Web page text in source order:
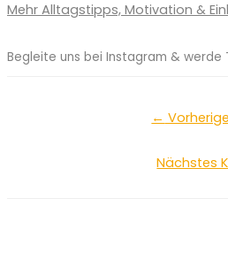
Mehr Alltagstipps, Motivation &
Begleite uns bei Instagram & werde
←
Nächstes